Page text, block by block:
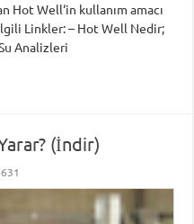
Hot Well‘in kullanım amacı
Linkler: – Hot Well Nedir;
Analizleri
(İndir)
631